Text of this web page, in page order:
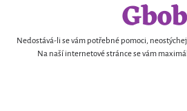
content
Gbob
Nedostává-li se vám potřebné pomoci,
Na naší internetové stránce se vám